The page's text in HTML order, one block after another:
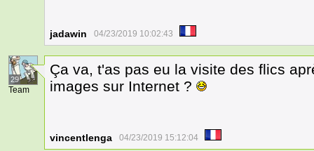
jadawin 04/23/2019 10:02:43
29
Team
Ça va, t'as pas eu la visite des flics
images sur Internet ?
vincentlenga 04/23/2019 15:12:04